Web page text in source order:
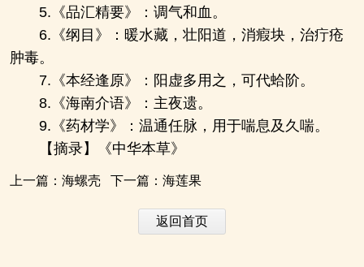
5.《品汇精要》：调气和血。
6.《纲目》：暖水藏，壮阳道，消瘕块，治疔疮
肿毒。
7.《本经逢原》：阳虚多用之，可代蛤阶。
8.《海南介语》：主夜遗。
9.《药材学》：温通任脉，用于喘息及久喘。
【摘录】《中华本草》
上一篇： 海螺壳 下一篇： 海莲果
返回首页